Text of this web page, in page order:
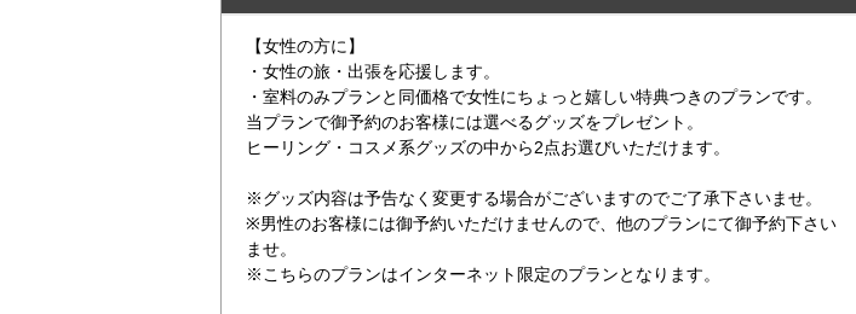
【女性の方に】
・女性の旅・出張を応援します。
・室料のみプランと同価格で女性にちょっと嬉しい特典つきのプランです。
当プランで御予約のお客様には選べるグッズをプレゼント。
ヒーリング・コスメ系グッズの中から2点お選びいただけます。
※グッズ内容は予告なく変更する場合がございますのでご了承下さいませ。
※男性のお客様には御予約いただけませんので、他のプランにて御予約下さい
ませ。
※こちらのプランはインターネット限定のプランとなります。